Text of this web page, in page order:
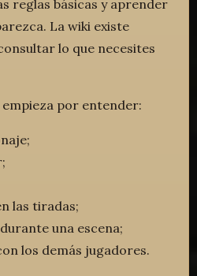
reglas básicas y aprender
La wiki existe
lo que necesites
por entender:
las tiradas;
una escena;
los demás jugadores.